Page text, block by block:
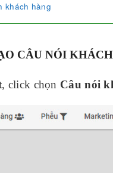
khách hàng
CÂU NÓI
, click chọn Câu nói